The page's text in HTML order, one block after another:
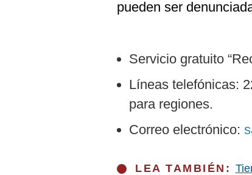
pueden ser
Servicio gratuito
Líneas telefónicas:
para regiones.
Correo electrónico:
LEA TAMBIÉN: